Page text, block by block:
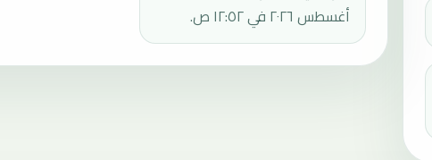
أغسطس ٢٠٢٦ في ١٢:٥٢ ص.